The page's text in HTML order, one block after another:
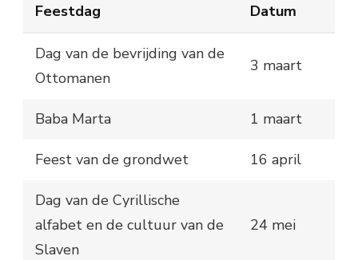
Feestdag Datum
Dag van de bevrijding van de
Ottomanen
3 maart
Baba Marta 1 maart
Feest van de grondwet 16 april
Dag van de Cyrillische
alfabet en de cultuur van de
Slaven
24 mei